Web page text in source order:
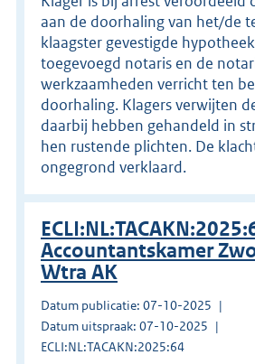
aan de doorhaling van het/de
klaagster gevestigde
toegevoegd notaris en de
werkzaamheden verricht ten
doorhaling. Klagers verwijten
daarbij hebben gehandeld in
hen rustende plichten. De
ongegrond verklaard.
Accountantskamer
Wtra AK
Datum publicatie: 07-10-2025
Datum uitspraak: 07-10-2025
ECLI:NL:TACAKN:2025:64